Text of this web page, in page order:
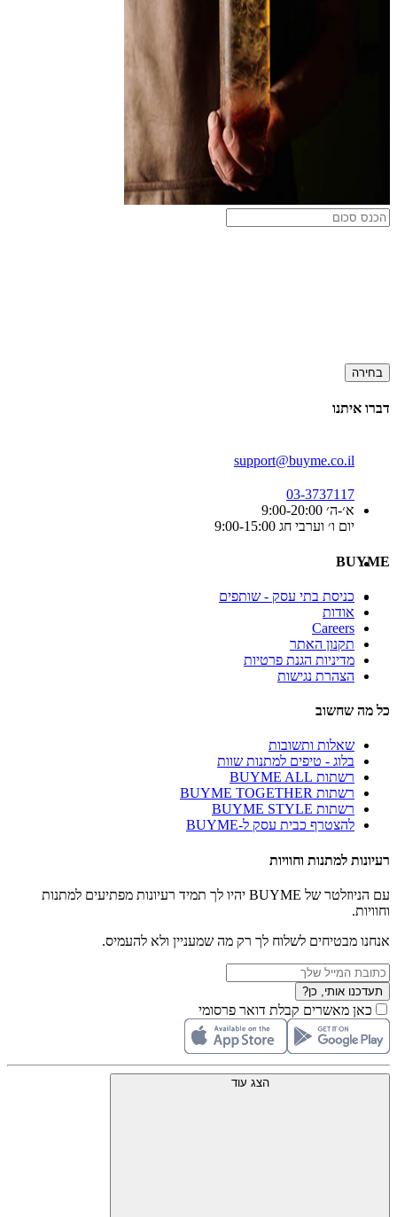
בחירה
דברו איתנו
support@buyme.co.il
03-3737117
א׳-ה׳ 9:00-20:00
יום ו׳ וערבי חג 9:00-15:00
BUYME
כניסת בתי עסק - שותפים
אודות
Careers
תקנון האתר
מדיניות הגנת פרטיות
הצהרת נגישות
כל מה שחשוב
שאלות ותשובות
בלוג - טיפים למתנות שוות
רשתות BUYME ALL
רשתות BUYME TOGETHER
רשתות BUYME STYLE
להצטרף כבית עסק ל-BUYME
רעיונות למתנות וחוויות
עם הניוזלטר של BUYME יהיו לך תמיד רעיונות מפתיעים למתנות
וחוויות.
אנחנו מבטיחים לשלוח לך רק מה שמעניין ולא להעמיס.
תעדכנו אותי, כן?
כאן מאשרים קבלת דואר פרסומי
הצג עוד